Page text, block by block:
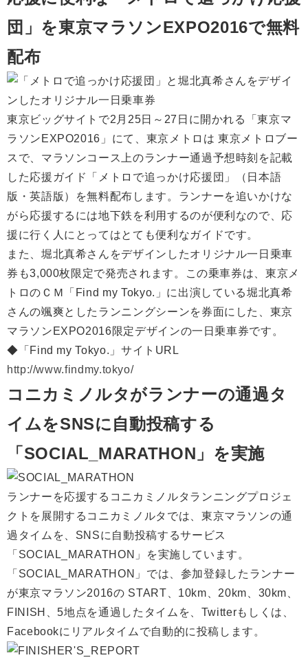
団」を東京マラソンEXPO2016で無料
配布
東京ビッグサイトで2月25日～27日に開かれる「東京マ
ラソンEXPO2016」にて、東京メトロは 東京メトロブー
スで、マラソンコース上のランナー通過予想時刻を記載
した応援ガイド「メトロで追っかけ応援団」（日本語
版・英語版）を無料配布します。ランナーを追いかけな
がら応援するには地下鉄を利用するのが便利なので、応
援に行く人にとってはとても便利なガイドです。
また、堀北真希さんをデザインしたオリジナル一日乗車
券も3,000枚限定で発売されます。この乗車券は、東京メ
トロのＣＭ「Find my Tokyo.」に出演している堀北真希
さんの颯爽としたランニングシーンを券面にした、東京
マラソンEXPO2016限定デザインの一日乗車券です。
◆「Find my Tokyo.」サイトURL
http://www.findmy.tokyo/
コニカミノルタがランナーの通過タ
イムをSNSに自動投稿する
「SOCIAL_MARATHON」を実施
ランナーを応援するコニカミノルタランニングプロジェ
クトを展開するコニカミノルタでは、東京マラソンの通
過タイムを、SNSに自動投稿するサービス
「SOCIAL_MARATHON」を実施しています。
「SOCIAL_MARATHON」では、参加登録したランナー
が東京マラソン2016の START、10km、20km、30km、
FINISH、5地点を通過したタイムを、Twitterもしくは、
Facebookにリアルタイムで自動的に投稿します。